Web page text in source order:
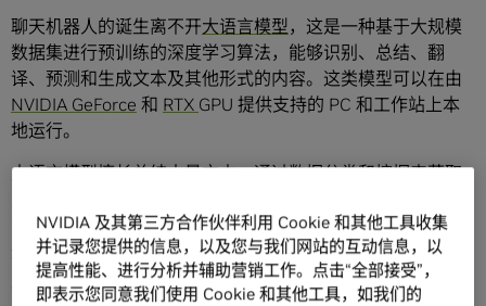
聊天机器人的诞生离不开大语言模型，这是一种基于大规模
数据集进行预训练的深度学习算法，能够识别、总结、翻
译、预测和生成文本及其他形式的内容。这类模型可以在由
NVIDIA GeForce 和 RTX GPU 提供支持的 PC 和工作站上本
地运行。
大语言模型擅长总结大量文本，通过数据分类和挖掘来获取
它们可以促进以各种语言进行的交流，甚至包括人类语言之
外的非常规“语言”，例如计算机代码或蛋白质和基因序列。
首代大语言模型只能处理文本，但后续迭代针对其他类型的
NVIDIA 及其第三方合作伙伴利用 Cookie 和其他工具收集
并记录您提供的信息，以及您与我们网站的互动信息，以
提高性能、进行分析并辅助营销工作。点击“全部接受”，
即表示您同意我们使用 Cookie 和其他工具，如我们的